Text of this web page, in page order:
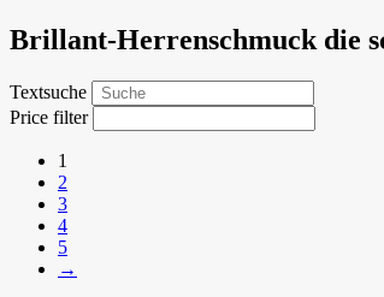
Brillant-Herrenschmuck die
Textsuche
Price filter
1
2
3
4
5
→